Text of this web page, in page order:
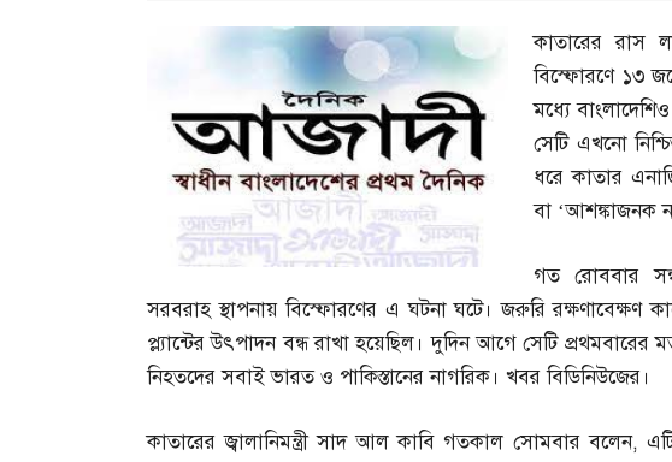
কাতারের রাস
বিস্ফোরণে ১৩
মধ্যে
সেটি এখনো
ধরে কাতার
বা ‘আশঙ্কাজনক
গত রোববার
সরবরাহ স্থাপনায় বিস্ফোরণের এ ঘটনা ঘটে। জরুরি রক্ষণাবেক্ষণ
প্ল্যান্টের উৎপাদন বন্ধ রাখা হয়েছিল। দুদিন আগে সেটি
নিহতদের সবাই ভারত ও পাকিস্তানের নাগরিক। খবর বিডিনিউজের।
কাতারের জ্বালানিমন্ত্রী সাদ আল কাবি গতকাল সোমবার বলেন,